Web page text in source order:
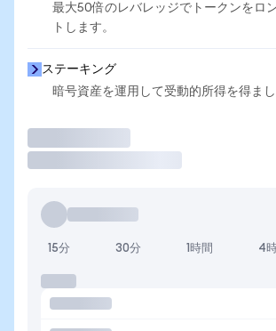
最大50倍のレバレッジでトークンをロ
トします。
ステーキング
暗号資産を運用して受動的所得を得まし
15分 30分 1時間 4